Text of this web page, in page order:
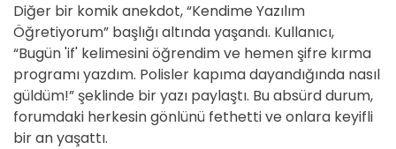
Diğer bir komik anekdot, “Kendime Yazılım
Öğretiyorum” başlığı altında yaşandı. Kullanıcı,
“Bugün 'if' kelimesini öğrendim ve hemen şifre kırma
programı yazdım. Polisler kapıma dayandığında nasıl
güldüm!” şeklinde bir yazı paylaştı. Bu absürd durum,
forumdaki herkesin gönlünü fethetti ve onlara keyifli
bir an yaşattı.